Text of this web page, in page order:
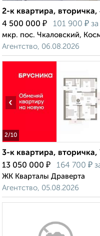
2-к квартира,
4 500 000 ₽ 101 900 ₽
мкр. пос. Чкаловский,
Агентство, 06.08.2026
2/10
‹
3-к квартира,
13 050 000 ₽ 164 700 ₽
ЖК Кварталы Драверта
Агентство, 05.08.2026